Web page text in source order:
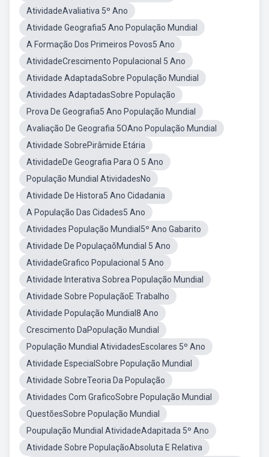
AtividadeAvaliativa 5º Ano
Atividade Geografia5 Ano População Mundial
A Formação Dos Primeiros Povos5 Ano
AtividadeCrescimento Populacional 5 Ano
Atividade AdaptadaSobre População Mundial
Atividades AdaptadasSobre População
Prova De Geografia5 Ano População Mundial
Avaliação De Geografia 5OAno População Mundial
Atividade SobrePirâmide Etária
AtividadeDe Geografia Para O 5 Ano
População Mundial AtividadesNo
Atividade De Histora5 Ano Cidadania
A População Das Cidades5 Ano
Atividades População Mundial5º Ano Gabarito
Atividade De PopulaçaõMundial 5 Ano
AtividadeGrafico Populacional 5 Ano
Atividade Interativa Sobrea População Mundial
Atividade Sobre PopulaçãoE Trabalho
Atividade População Mundial8 Ano
Crescimento DaPopulação Mundial
População Mundial AtividadesEscolares 5º Ano
Atividade EspecialSobre População Mundial
Atividade SobreTeoria Da População
Atividades Com GraficoSobre População Mundial
QuestõesSobre População Mundial
Poupulação Mundial AtividadeAdapitada 5º Ano
Atividade Sobre PopulaçãoAbsoluta E Relativa